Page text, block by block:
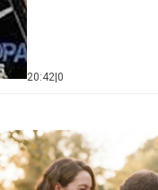
20:42|0